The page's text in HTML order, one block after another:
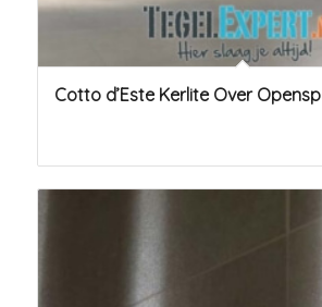
Cotto d’Este Kerlite Over